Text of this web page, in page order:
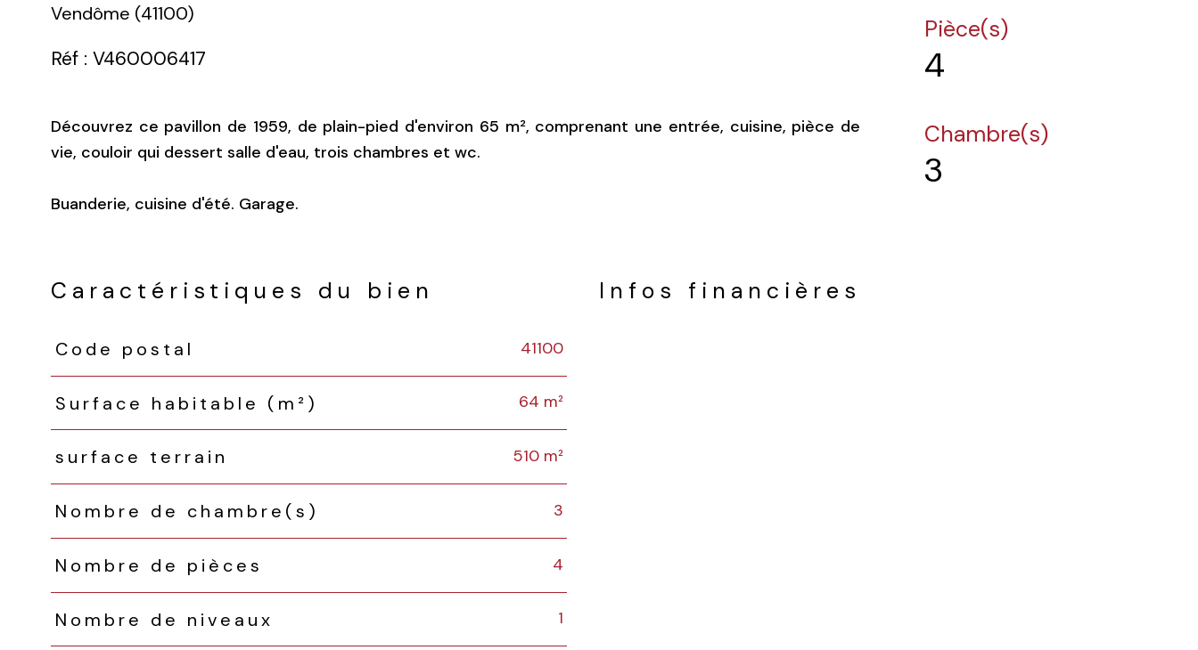
Vendôme (41100)
Réf : V460006417
Découvrez ce pavillon de 1959, de plain-pied d'environ 65 m², comprenant une entrée, cuisine, pièce de
vie, couloir qui dessert salle d'eau, trois chambres et wc.
Buanderie, cuisine d'été. Garage.
Pièce(s)
4
Chambre(s)
3
Caractéristiques du bien
Caractéristiques Valeurs
Code postal 41100
Surface habitable (m²) 64 m²
surface terrain 510 m²
Nombre de chambre(s) 3
Nombre de pièces 4
Nombre de niveaux 1
Infos financières